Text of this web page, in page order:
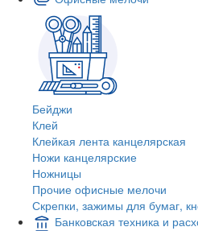
Бейджи
Клей
Клейкая лента канцелярская
Ножи канцелярские
Ножницы
Прочие офисные мелочи
Скрепки, зажимы для бумаг,
Банковская техника и